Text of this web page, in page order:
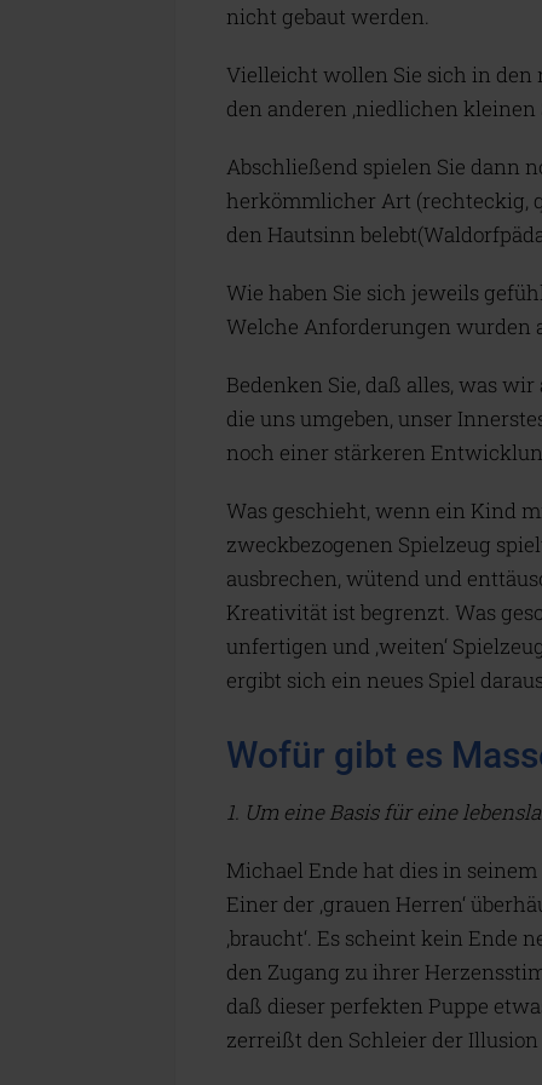
nicht gebaut werden.
Vielleicht wollen Sie sich in den
den anderen ‚niedlichen kleinen
Abschließend spielen Sie dann
herkömmlicher Art (rechteckig,
den Hautsinn
Wie haben Sie sich jeweils
Welche Anforderungen wurden
Bedenken Sie, daß alles, was
die uns umgeben, unser
noch einer stärkeren
Was geschieht, wenn ein Kind
zweckbezogenen Spielzeug
ausbrechen, wütend und
Kreativität ist begrenzt. Was
unfertigen und ‚weiten‘
ergibt sich ein neues Spiel
Wofür gibt es
1. Um eine Basis für eine
Michael Ende hat dies in
Einer der ‚grauen Herren‘
‚braucht‘. Es scheint kein
den Zugang zu ihrer
daß dieser perfekten Puppe
zerreißt den Schleier der Illusion